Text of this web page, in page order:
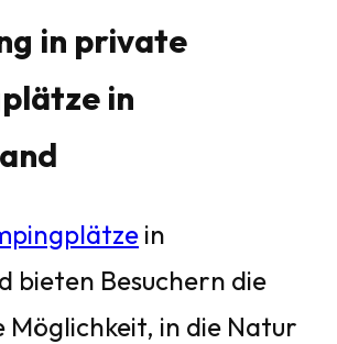
in private
in
in
bieten Besuchern die
Möglichkeit, in die Natur